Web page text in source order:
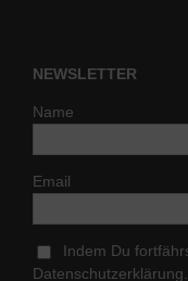
NEWSLETTER
Name
Email
Indem Du
Datenschutzerklärung.